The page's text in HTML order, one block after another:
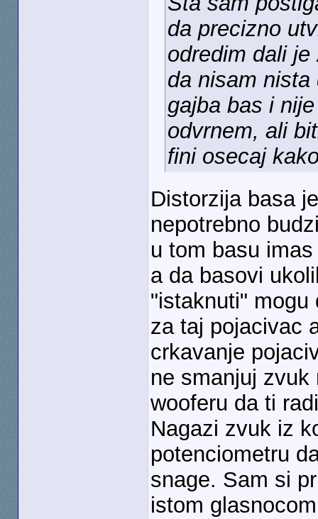
da precizno
odredim dali
da nisam
gajba bas i
odvrnem, ali
fini osecaj
Distorzija basa
nepotrebno
u tom basu
a da basovi
"istaknuti" mogu
za taj pojacivac
crkavanje
ne smanjuj
wooferu da ti
Nagazi zvuk iz
potenciometru
snage. Sam si
istom